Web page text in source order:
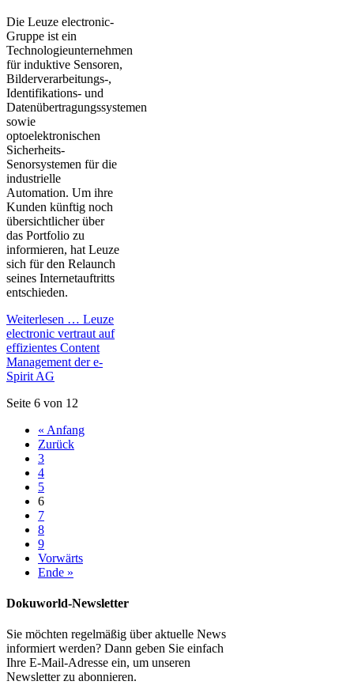
Die Leuze electronic-
Gruppe ist ein
Technologieunternehmen
für induktive Sensoren,
Bilderverarbeitungs-,
Identifikations- und
Datenübertragungssystemen
sowie
optoelektronischen
Sicherheits-
Senorsystemen für die
industrielle
Automation. Um ihre
Kunden künftig noch
übersichtlicher über
das Portfolio zu
informieren, hat Leuze
sich für den Relaunch
seines Internetauftritts
entschieden.
Weiterlesen … Leuze
electronic vertraut auf
effizientes Content
Management der e-
Spirit AG
Seite 6 von 12
« Anfang
Zurück
3
4
5
6
7
8
9
Vorwärts
Ende »
Dokuworld-Newsletter
Sie möchten regelmäßig über aktuelle News
informiert werden? Dann geben Sie einfach
Ihre E-Mail-Adresse ein, um unseren
Newsletter zu abonnieren.